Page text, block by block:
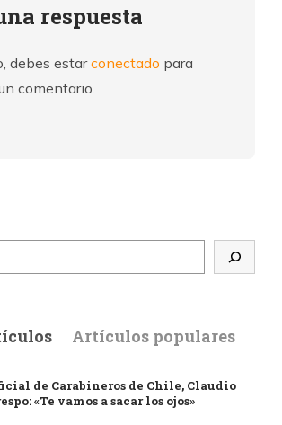
respuesta
debes estarconectado para
comentario.
Artículos populares
de Carabineros de Chile, Claudio
«Te vamos a sacar los ojos»